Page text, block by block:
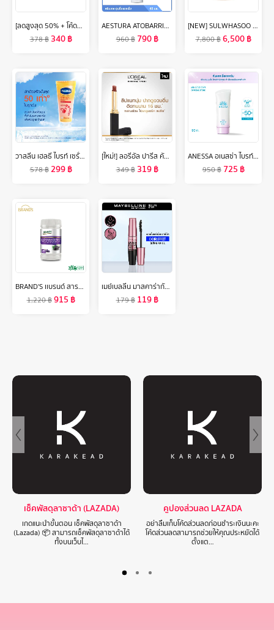
[ลดสูงสุด 50% + โค้ดลดเพิ่ม 20%]นีเวีย ครีมบำรุงผิวสูตรเข้มข้น 250 มล. 2 ชิ้น NIVEA
378฿ 340฿
AESTURA ATOBARRIER365 HYDRO SOOTHING CREAM 60ML เอสทูร่า อะโทแบริเออร์365 ไฮโดร ซูทติ้ง ครีม ผลิตภัณฑ์บำรุงผิวหน้า
960฿ 790฿
[NEW] SULWHASOO Concentrated Ginseng Rejuvenating Cream 50ml. ครีมต่อต้านริ้วรอย มอบความกระชับ เพิ่มความยืดหยุ่นและระดับความชุ่มชื้นสู่ผิว (ปรับสูตรใหม่)
7,800฿6,500฿
วาสลีน เฮลธี ไบรท์ เซรั่มกันแดด ซันแอนด์โพลูชั่น โพรเทคชั่น SPF50+ PA+++ ปกป้องมลภาวะ 300 มล. x2/x6 Vaseline Healthy Bright Serum SPF50 PA+++ Sun + Pollution Protection 300 ml. x2/x6
578฿299฿
[ใหม่!] ลอรีอัล ปารีส คัลเลอร์ ริช อินเทนซ์ วอลุ่ม แมท L’OREAL PARIS COLOR RICHE INTENSE VOLUME MATTE (ลิปแมท, ลิปแมทเนื้อนุ่ม, ลิปลอรีอัล, ติดทนนาน 16 ชั่วโมง)
349฿ 319฿
ANESSA อเนสซ่า ไบรท์เทนนิ่ง ยูวี ซันสกรีน สกินแคร์ เจล N SPF50+ PA++++ 90 กรัม (กันแดดเนื้อเจลครีมสีม่วงอ่อน โทนอัพผิว)
950฿ 725 ฿
BRAND'S เเบรนด์ สารสกัดจากเเบล็กเคอร์เเรนท์ ผสมลูทีนเเละซีเเซนทีน 1 ขวด (60 เม็ด/ขวด)
1,220฿915 ฿
เมย์เบลลีน มาสคาร่ากันน้ำ เดอะ ไฮเปอร์เคิร์ล 9.2 มล.MAYBELLINE THE HYPERCURL WATERPROOF MASCARA 9.2 ml(เครื่องสำอาง, มาสคาร่า, มาสคาร่ากันน้ำ)
179฿ 119฿
เช็คพัสดุลาซาด้า (LAZADA)
เกดแนะนำขั้นตอน เช็คพัสดุลาซาด้า
(Lazada) 📦 สามารถเช็คพัสดุลาซาด้าได้
ทั้งบนเว็บไ…
คูปองส่วนลด LAZADA
อย่าลืมเก็บโค้ดส่วนลดก่อนชำระเงินนะคะ
โค้ดส่วนลดสามารถช่วยให้คุณประหยัดได้
ตั้งแต…